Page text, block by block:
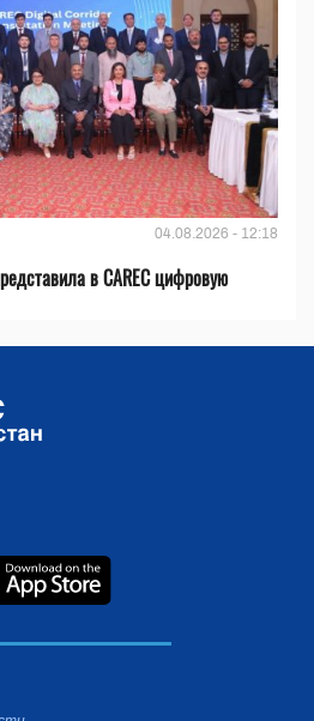
04.08.2026 - 12:18
в CAREC цифровую